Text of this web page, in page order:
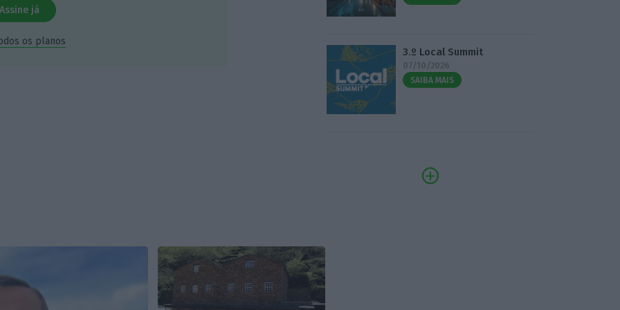
Assine já
os planos
3.º Local Summit
07/10/2026
SAIBA MAIS